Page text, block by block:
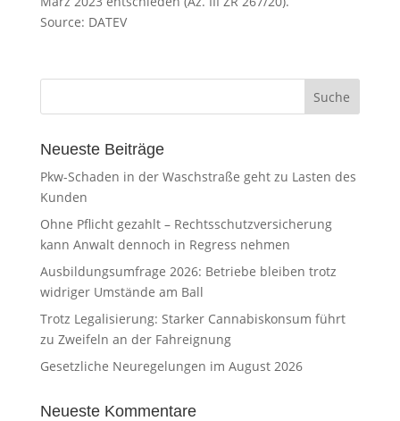
Source: DATEV
Neueste Beiträge
Pkw-Schaden in der Waschstraße geht zu Lasten des
Kunden
Ohne Pflicht gezahlt – Rechtsschutzversicherung
kann Anwalt dennoch in Regress nehmen
Ausbildungsumfrage 2026: Betriebe bleiben trotz
widriger Umstände am Ball
Trotz Legalisierung: Starker Cannabiskonsum führt
zu Zweifeln an der Fahreignung
Gesetzliche Neuregelungen im August 2026
Neueste Kommentare